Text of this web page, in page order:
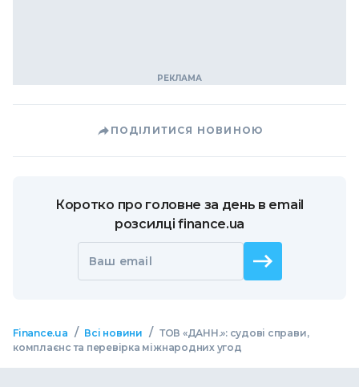
ПОДІЛИТИСЯ НОВИНОЮ
Коротко про головне за день в email
розсилці finance.ua
Ваш email
Finance.ua / Всі новини / ТОВ «ДАНН.»: судові справи,
комплаєнс та перевірка міжнародних угод